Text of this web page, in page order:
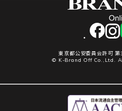
facebook
東京都公安委員会許可
© K-Brand Off Co.,Ltd.